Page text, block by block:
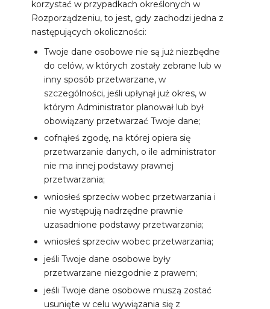
korzystać w przypadkach określonych w
Rozporządzeniu, to jest, gdy zachodzi jedna z
następujących okoliczności:
Twoje dane osobowe nie są już niezbędne
do celów, w których zostały zebrane lub w
inny sposób przetwarzane, w
szczególności, jeśli upłynął już okres, w
którym Administrator planował lub był
obowiązany przetwarzać Twoje dane;
cofnąłeś zgodę, na której opiera się
przetwarzanie danych, o ile administrator
nie ma innej podstawy prawnej
przetwarzania;
wniosłeś sprzeciw wobec przetwarzania i
nie występują nadrzędne prawnie
uzasadnione podstawy przetwarzania;
wniosłeś sprzeciw wobec przetwarzania;
jeśli Twoje dane osobowe były
przetwarzane niezgodnie z prawem;
jeśli Twoje dane osobowe muszą zostać
usunięte w celu wywiązania się z